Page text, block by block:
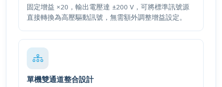
固定增益 ×20，輸出電壓達 ±200 V，可將標準訊號源
直接轉換為高壓驅動訊號，無需額外調整增益設定。
單機雙通道整合設計